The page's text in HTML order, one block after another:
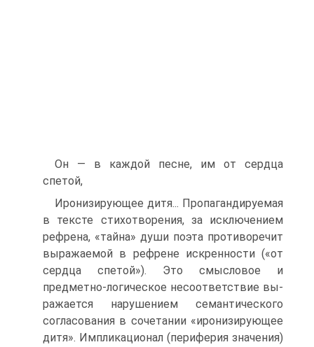
Он — в каждой песне, им от сердца
спетой,
Иронизирующее дитя... Пропагандируемая
в тексте стихотворения, за исключением
рефрена, «тайна» души поэта противоречит
выражаемой в рефрене искренности («от
сердца спетой»). Это смысловое и
предметно-логическое несоответствие вы­
ражается нарушением семантического
согласования в сочетании «иронизи­рующее
дитя». Импликационал (периферия значения)